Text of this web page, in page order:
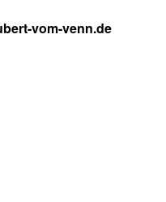
vom-venn.de